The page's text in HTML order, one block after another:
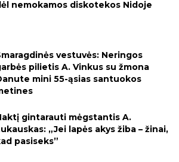
nemokamos diskotekos Nidoje
vestuvės: Neringos
pilietis A. Vinkus su žmona
mini 55-ąsias santuokos
gintarauti mėgstantis A.
„Jei lapės akys žiba – žinai,
pasiseks”